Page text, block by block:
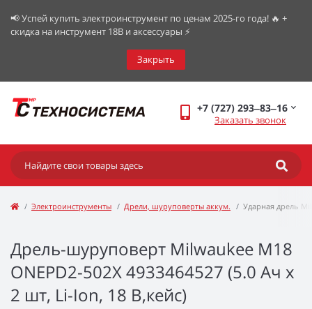
📢 Успей купить электроинструмент по ценам 2025-го года! 🔥 +
скидка на инструмент 18В и аксессуары ⚡️
Закрыть
+7 (727) 293‒83‒16
Заказать звонок
Электроинструменты Дрели, шуруповерты аккум. Ударная дрель
Дрель-шуруповерт Milwaukee M18
ONEPD2-502X 4933464527 (5.0 Ач x
2 шт, Li-Ion, 18 В,кейс)